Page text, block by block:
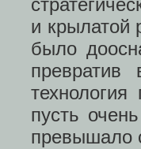
и крылатой
было
превратив
технология
пусть
превышало